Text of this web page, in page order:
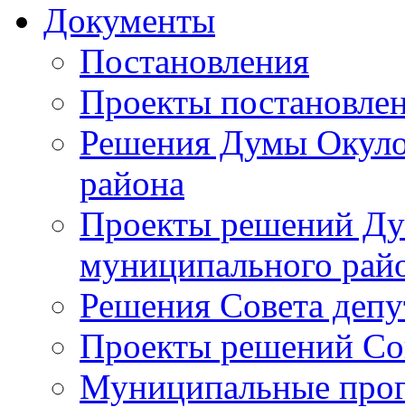
Документы
Постановления
Проекты
Решения Думы
района
Проекты решений
муниципального
Решения Совета
Проекты решений
Муниципальные